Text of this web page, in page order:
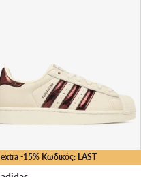
extra -15% Κωδικός: LAST